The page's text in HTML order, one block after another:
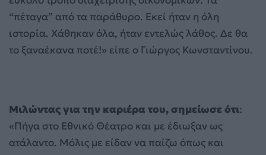
“πέταγα” από τα παράθυρο. Εκεί ήταν η όλη
ιστορία. Χάθηκαν όλα, ήταν εντελώς λάθος. Δε θα
το ξαναέκανα ποτέ!» είπε ο Γιώργος Κωνσταντίνου.
Μιλώντας για την καριέρα του, σημείωσε ότι:
«Πήγα στο Εθνικό Θέατρο και με έδιωξαν ως
ατάλαντο. Μόλις με είδαν να παίζω όπως και